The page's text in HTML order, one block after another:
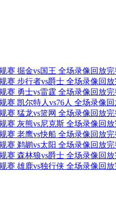
赛 掘金vs国王 全场录像回放完
赛 步行者vs爵士 全场录像回放
赛 勇士vs雷霆 全场录像回放完
赛 凯尔特人vs76人 全场录像
赛 猛龙vs篮网 全场录像回放完
赛 灰熊vs尼克斯 全场录像回放
赛 老鹰vs快船 全场录像回放完
赛 鹈鹕vs太阳 全场录像回放完
赛 森林狼vs爵士 全场录像回放
赛 雄鹿vs独行侠 全场录像回放